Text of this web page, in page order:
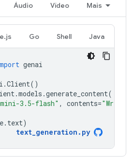
Áudio Vídeo Mais
Go Shell Java
genai
.Client()
.models .generate_content(
3.5-flash" , contents="Write
. text)
text_generation . py